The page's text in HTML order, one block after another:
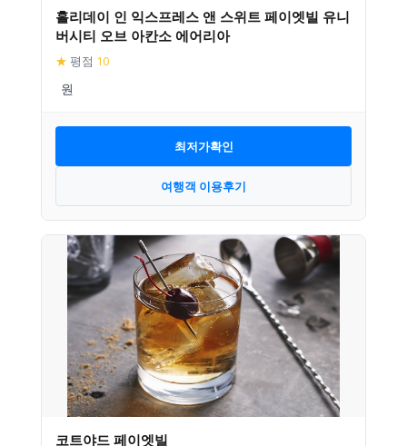
홀리데이 인 익스프레스 앤 스위트 페이엣빌 유니
버시티 오브 아칸소 에어리아
★ 평점 10
최저가확인
여행객 이용후기
코트야드 페이엣빌